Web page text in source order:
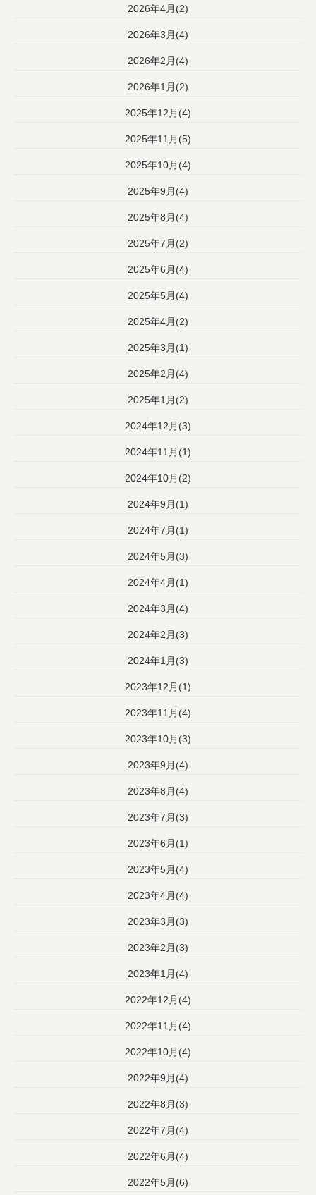
2026年4月(2)
2026年3月(4)
2026年2月(4)
2026年1月(2)
2025年12月(4)
2025年11月(5)
2025年10月(4)
2025年9月(4)
2025年8月(4)
2025年7月(2)
2025年6月(4)
2025年5月(4)
2025年4月(2)
2025年3月(1)
2025年2月(4)
2025年1月(2)
2024年12月(3)
2024年11月(1)
2024年10月(2)
2024年9月(1)
2024年7月(1)
2024年5月(3)
2024年4月(1)
2024年3月(4)
2024年2月(3)
2024年1月(3)
2023年12月(1)
2023年11月(4)
2023年10月(3)
2023年9月(4)
2023年8月(4)
2023年7月(3)
2023年6月(1)
2023年5月(4)
2023年4月(4)
2023年3月(3)
2023年2月(3)
2023年1月(4)
2022年12月(4)
2022年11月(4)
2022年10月(4)
2022年9月(4)
2022年8月(3)
2022年7月(4)
2022年6月(4)
2022年5月(6)